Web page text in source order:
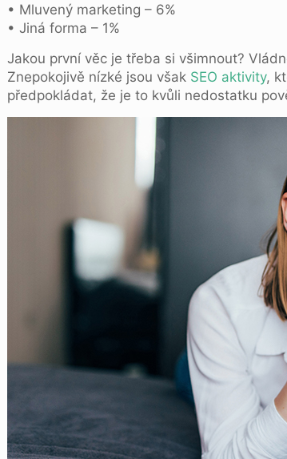
• Mluvený marketing – 6%
• Jiná forma – 1%
Jakou první věc je třeba si všimnout?
Znepokojivě nízké jsou však SEO aktivity,
předpokládat, že je to kvůli nedostatku